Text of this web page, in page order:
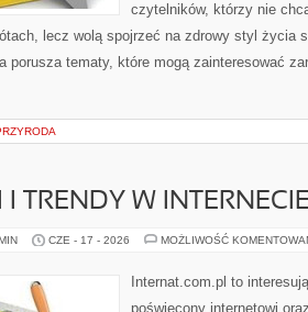
czytelników, którzy nie
lecz wolą spojrzeć na zdrowy styl życia
porusza tematy, które mogą zainteresować
I TRENDY W
CZE - 17 - 2026 MOŻLIWOŚĆ
Internat.com.pl to
poświęcony internetowi